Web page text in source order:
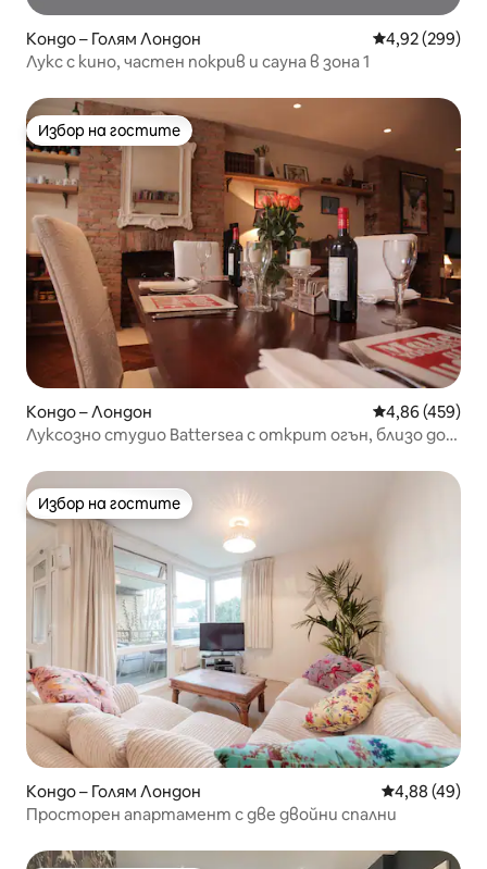
Кондо – Голям Лондон Средна
4,92 (299)
Лукс с кино, частен покрив и сауна в зона 1
Избор на гостите
Избор на гостите
Кондо – Лондон Средна
4,86 (459)
Луксозно студио Battersea с открит огън, близо до
Избор на гостите
Избор на гостите
Кондо – Голям Лондон Средна
4,88 (49)
Просторен апартамент с две двойни спални